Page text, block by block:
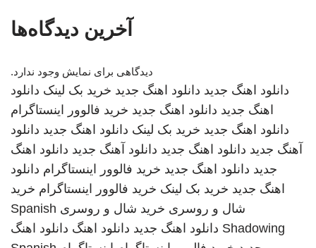
آخرین دیدگاه‌ها
دیدگاهی برای نمایش وجود ندارد.
دانلود اهنگ جدید دانلود اهنگ جدید خرید بک لینک دانلود
اهنگ جدید دانلود اهنگ جدید خرید فالوور اینستاگرام
دانلود اهنگ جدید خرید بک لینک دانلود اهنگ جدید دانلود
آهنگ جدید دانلود اهنگ جدید دانلود آهنگ جدید دانلود اهنگ
جدید دانلود اهنگ جدید خرید فالوور اینستاگرام دانلود
اهنگ جدید خرید بک لینک خرید فالوور اینستاگرام خرید
شال و روسری خرید شال و روسری Spanish
Shadowing دانلود اهنگ جدید دانلود اهنگ دانلود اهنگ